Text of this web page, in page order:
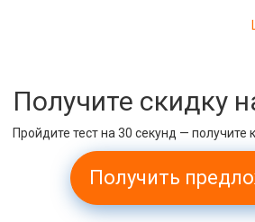
Получите скидку
Пройдите тест на 30 секунд —
Получить